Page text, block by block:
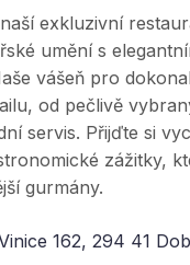
exkluzivní
umění s
vášeň pro
od pečlivě
servis. Přijďte si
zážitky,
gurmány.
162, 294 41